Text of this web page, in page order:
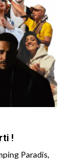
!
Paradis,